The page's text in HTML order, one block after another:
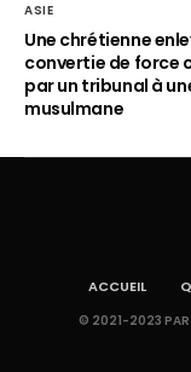
ASIE
Une chrétienne
convertie de force
par un tribunal à
musulmane
ACCUEIL
© 2021-2023 PAR